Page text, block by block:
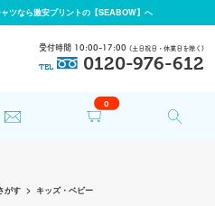
ツなら激安プリントの【SEABOW】へ
0
受付時間 10:00-17:00 (土日祝日・休業日を除く)
TEL 0120-976-612
がす キッズ・ベビー